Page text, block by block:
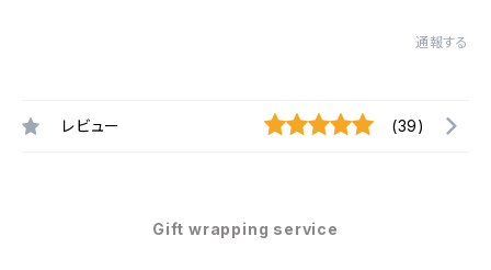
通報する
レビュー (39)
Gift wrapping service